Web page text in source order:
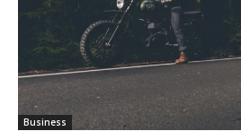
Business